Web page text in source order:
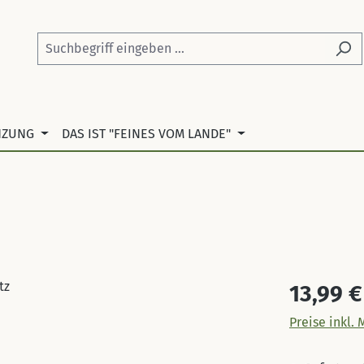
DAS IST "FEINES VOM LANDE"
Regulärer
13,99 €
Preise inkl.